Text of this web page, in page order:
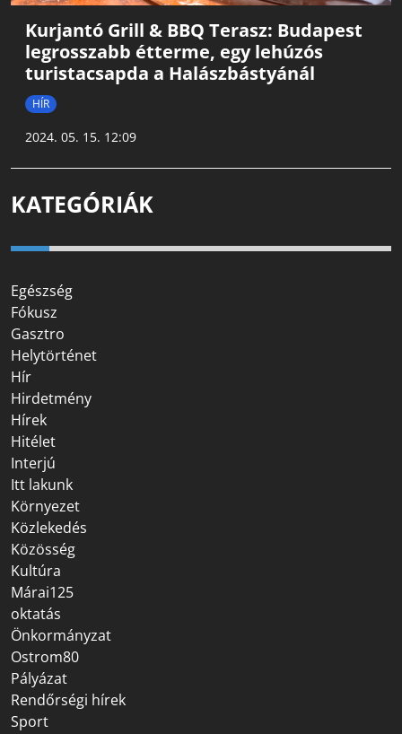
Kurjantó Grill & BBQ Terasz: Budapest
legrosszabb étterme, egy lehúzós
turistacsapda a Halászbástyánál
HÍR
2024. 05. 15. 12:09
KATEGÓRIÁK
Egészség
Fókusz
Gasztro
Helytörténet
Hír
Hirdetmény
Hírek
Hitélet
Interjú
Itt lakunk
Környezet
Közlekedés
Közösség
Kultúra
Márai125
oktatás
Önkormányzat
Ostrom80
Pályázat
Rendőrségi hírek
Sport